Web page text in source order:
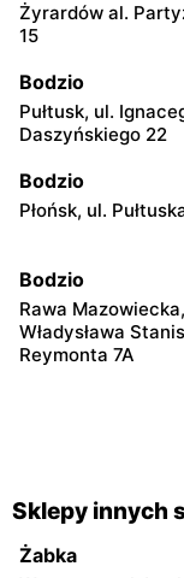
Żyrardów al.
15
Bodzio
Pułtusk, ul.
Daszyńskiego 22
Bodzio
Płońsk, ul.
Bodzio
Rawa
Władysława
Reymonta 7A
Ciechanów, ul.
Bodzio
Siedlce, ul.
Sklepy innych
Żabka